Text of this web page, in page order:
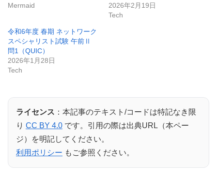
Mermaid
2026年2月19日
Tech
令和6年度 春期 ネットワーク
スペシャリスト試験 午前Ⅱ
問1（QUIC）
2026年1月28日
Tech
ライセンス ：本記事のテキスト/コードは特記なき限
り CC BY 4.0 です。引用の際は出典URL（本ペー
ジ）を明記してください。
利用ポリシー もご参照ください。